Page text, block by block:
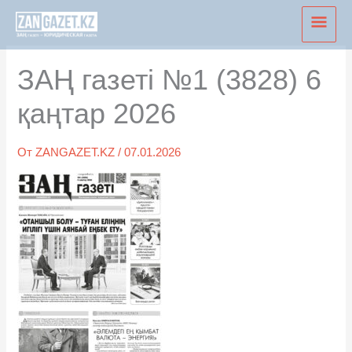
Перейти
содержимому
ЗАҢ газеті №1 (3828) 6
қаңтар 2026
ОтZANGAZET.KZ/07.01.2026